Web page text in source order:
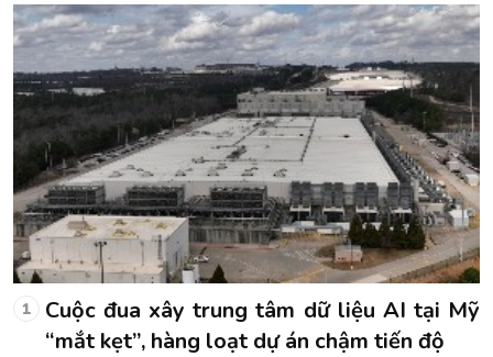
1
Cuộc đua xây trung tâm dữ liệu AI tại Mỹ
“mắt kẹt”, hàng loạt dự án chậm tiến độ